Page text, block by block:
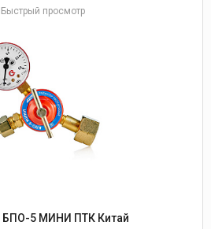
Быстрый просмотр
Редуктор пропановый БПО-5 МИНИ ПТК Китай